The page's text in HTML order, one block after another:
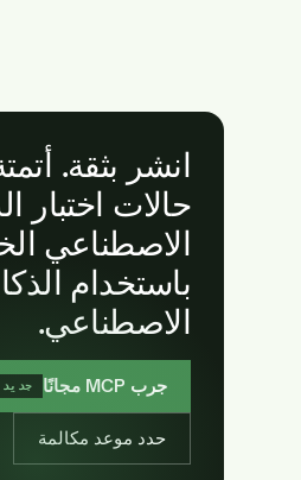
انشر بثقة.
حالات اختبار
الاصطناعي
باستخدام
الاصطناعي.
جرب MCP مجانًا جديد
حدد موعد مكالمة